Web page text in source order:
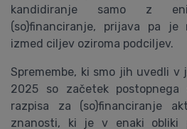
kandidiranje samo z
(so)financiranje, prijava pa
izmed ciljev oziroma podciljev.
Spremembe, ki smo jih uvedli v
2025 so začetek postopnega
razpisa za (so)financiranje
znanosti, ki je v enaki obliki